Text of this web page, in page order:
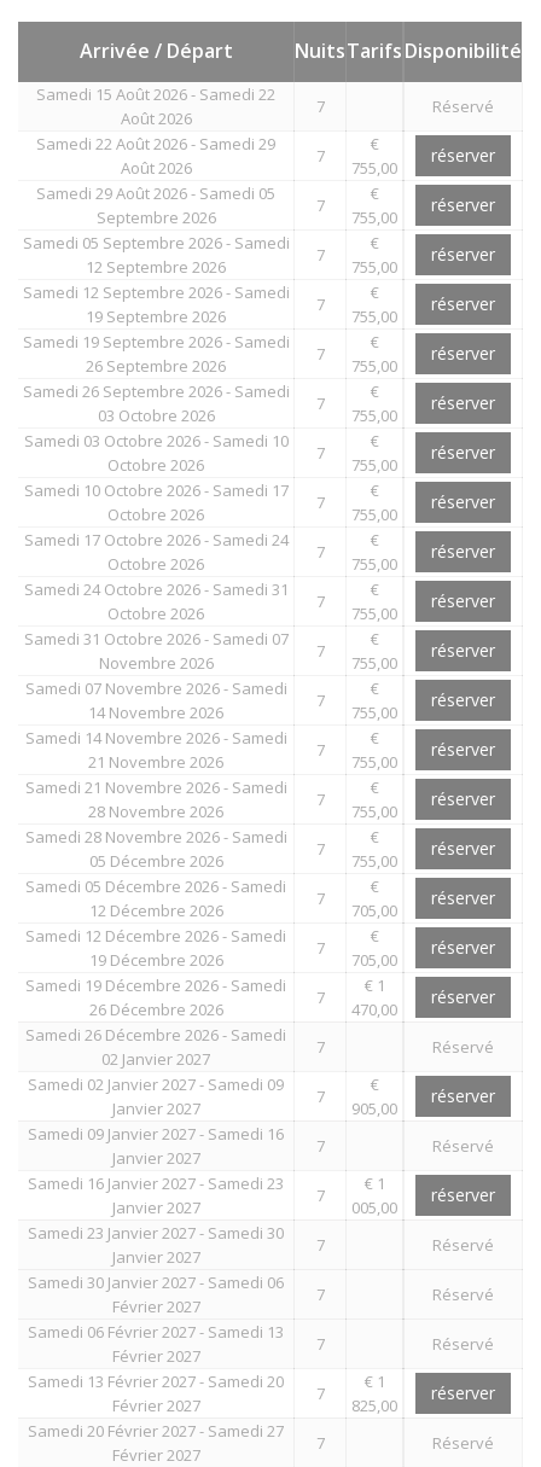
Arrivée / Départ NuitsTarifsDisponibilité
Samedi 15 Août 2026 - Samedi 22
Août 2026
7
Réservé
Samedi 22 Août 2026 - Samedi 29
Août 2026
7
€
755,00
réserver
Samedi 29 Août 2026 - Samedi 05
Septembre 2026
7
€
755,00
réserver
Samedi 05 Septembre 2026 - Samedi
12 Septembre 2026
7
€
755,00
réserver
Samedi 12 Septembre 2026 - Samedi
19 Septembre 2026
7
€
755,00
réserver
Samedi 19 Septembre 2026 - Samedi
26 Septembre 2026
7
€
755,00
réserver
Samedi 26 Septembre 2026 - Samedi
03 Octobre 2026
7
€
755,00
réserver
Samedi 03 Octobre 2026 - Samedi 10
Octobre 2026
7
€
755,00
réserver
Samedi 10 Octobre 2026 - Samedi 17
Octobre 2026
7
€
755,00
réserver
Samedi 17 Octobre 2026 - Samedi 24
Octobre 2026
7
€
755,00
réserver
Samedi 24 Octobre 2026 - Samedi 31
Octobre 2026
7
€
755,00
réserver
Samedi 31 Octobre 2026 - Samedi 07
Novembre 2026
7
€
755,00
réserver
Samedi 07 Novembre 2026 - Samedi
14 Novembre 2026
7
€
755,00
réserver
Samedi 14 Novembre 2026 - Samedi
21 Novembre 2026
7
€
755,00
réserver
Samedi 21 Novembre 2026 - Samedi
28 Novembre 2026
7
€
755,00
réserver
Samedi 28 Novembre 2026 - Samedi
05 Décembre 2026
7
€
755,00
réserver
Samedi 05 Décembre 2026 - Samedi
12 Décembre 2026
7
€
705,00
réserver
Samedi 12 Décembre 2026 - Samedi
19 Décembre 2026
7
€
705,00
réserver
Samedi 19 Décembre 2026 - Samedi
26 Décembre 2026
7
€ 1
470,00
réserver
Samedi 26 Décembre 2026 - Samedi
02 Janvier 2027
7
Réservé
Samedi 02 Janvier 2027 - Samedi 09
Janvier 2027
7
€
905,00
réserver
Samedi 09 Janvier 2027 - Samedi 16
Janvier 2027
7
Réservé
Samedi 16 Janvier 2027 - Samedi 23
Janvier 2027
7
€ 1
005,00
réserver
Samedi 23 Janvier 2027 - Samedi 30
Janvier 2027
7
Réservé
Samedi 30 Janvier 2027 - Samedi 06
Février 2027
7
Réservé
Samedi 06 Février 2027 - Samedi 13
Février 2027
7
Réservé
Samedi 13 Février 2027 - Samedi 20
Février 2027
7
€ 1
825,00
réserver
Samedi 20 Février 2027 - Samedi 27
Février 2027
7
Réservé